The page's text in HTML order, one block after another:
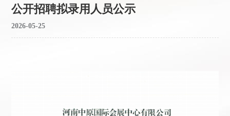
公开招聘拟录用人员公示
2026-05-25